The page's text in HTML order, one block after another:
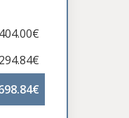
294.84€